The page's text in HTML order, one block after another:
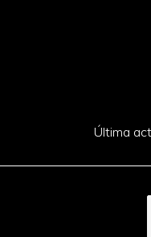
Última